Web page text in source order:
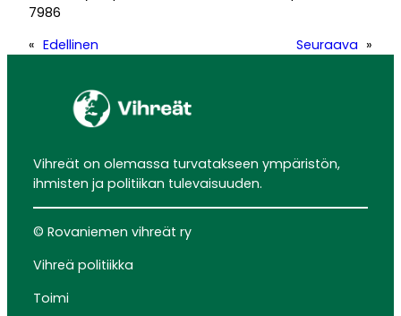
7986
« Edellinen Seuraava »
Vihreät on olemassa turvatakseen ympäristön,
ihmisten ja politiikan tulevaisuuden.
© Rovaniemen vihreät ry
Vihreä politiikka
Toimi